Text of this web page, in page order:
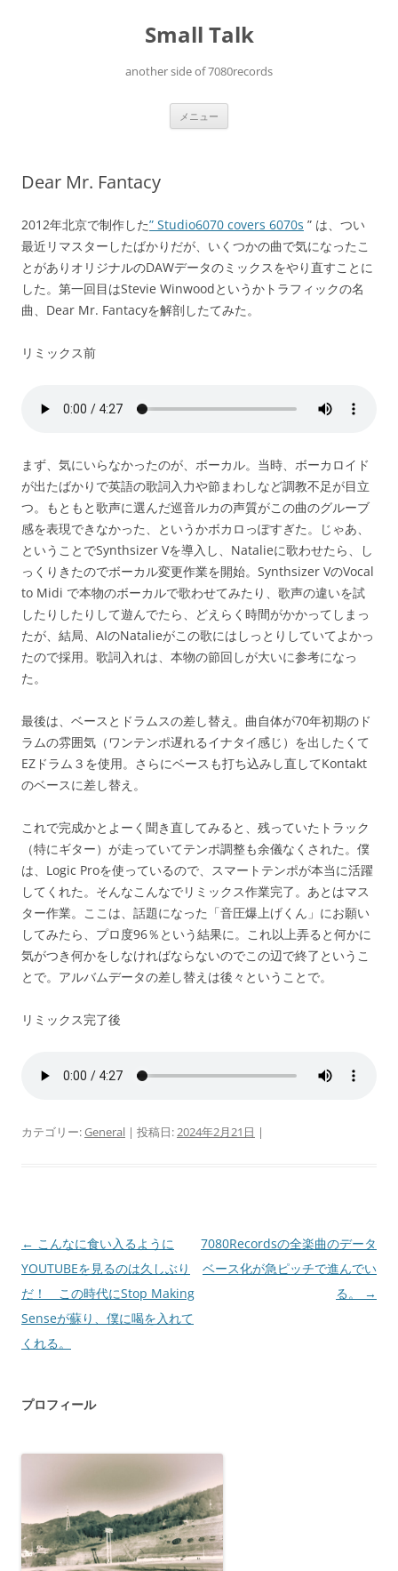
Small Talk
another side of 7080records
メニュー
Dear Mr. Fantacy
2012年北京で制作した” Studio6070 covers 6070s ” は、つい
最近リマスターしたばかりだが、いくつかの曲で気になったこ
とがありオリジナルのDAWデータのミックスをやり直すことに
した。第一回目はStevie Winwoodというかトラフィックの名
曲、Dear Mr. Fantacyを解剖したてみた。
リミックス前
まず、気にいらなかったのが、ボーカル。当時、ボーカロイド
が出たばかりで英語の歌詞入力や節まわしなど調教不足が目立
つ。もともと歌声に選んだ巡音ルカの声質がこの曲のグルーブ
感を表現できなかった、というかボカロっぽすぎた。じゃあ、
ということでSynthsizer Vを導入し、Natalieに歌わせたら、し
っくりきたのでボーカル変更作業を開始。Synthsizer VのVocal
to Midi で本物のボーカルで歌わせてみたり、歌声の違いを試
したりしたりして遊んでたら、どえらく時間がかかってしまっ
たが、結局、AIのNatalieがこの歌にはしっとりしていてよかっ
たので採用。歌詞入れは、本物の節回しが大いに参考になっ
た。
最後は、ベースとドラムスの差し替え。曲自体が70年初期のド
ラムの雰囲気（ワンテンポ遅れるイナタイ感じ）を出したくて
EZドラム３を使用。さらにベースも打ち込みし直してKontakt
のベースに差し替え。
これで完成かとよーく聞き直してみると、残っていたトラック
（特にギター）が走っていてテンポ調整も余儀なくされた。僕
は、Logic Proを使っているので、スマートテンポが本当に活躍
してくれた。そんなこんなでリミックス作業完了。あとはマス
ター作業。ここは、話題になった「音圧爆上げくん」にお願い
してみたら、プロ度96％という結果に。これ以上弄ると何かに
気がつき何かをしなければならないのでこの辺で終了というこ
とで。アルバムデータの差し替えは後々ということで。
リミックス完了後
カテゴリー:General | 投稿日:2024年2月21日 |
投
稿
ナ
ビ
ゲ
← こんなに食い入るように
YOUTUBEを見るのは久しぶり
だ！ この時代にStop Making
Senseが蘇り、僕に喝を入れて
くれる。
7080Recordsの全楽曲のデータ
ベース化が急ピッチで進んでい
る。
→
プロフィール